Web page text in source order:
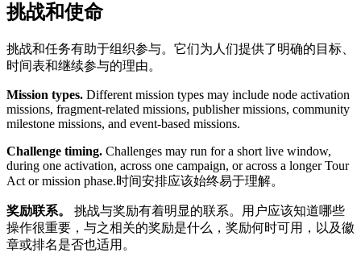
挑战和使命
挑战和任务有助于组织参与。它们为人们提供了明确的目标、
时间表和继续参与的理由。
Mission types. Different mission types may include node activation
missions, fragment-related missions, publisher missions, community
milestone missions, and event-based missions.
Challenge timing. Challenges may run for a short live window,
during one activation, across one campaign, or across a longer Tour
Act or mission phase.时间安排应该始终易于理解。
奖励联系。
挑战与奖励有着明显的联系。用户应该知道哪些
操作很重要，与之相关的奖励是什么，奖励何时可用，以及徽
章或排名是否也适用。